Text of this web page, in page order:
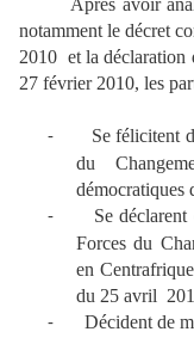
Après avoir
notamment le décret
2010 et la déclaration
27 février 2010, les
-
Se félicitent
du
démocratiques
- Se
Forces du
en
du 25 avril
-
Décident de